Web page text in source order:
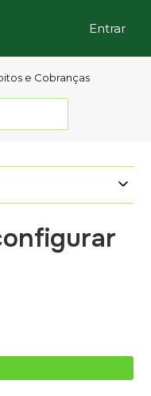
Entrar
e Cobranças